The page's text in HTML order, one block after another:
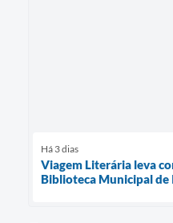
Há 3 dias
Viagem Literária leva
Biblioteca Municipal de